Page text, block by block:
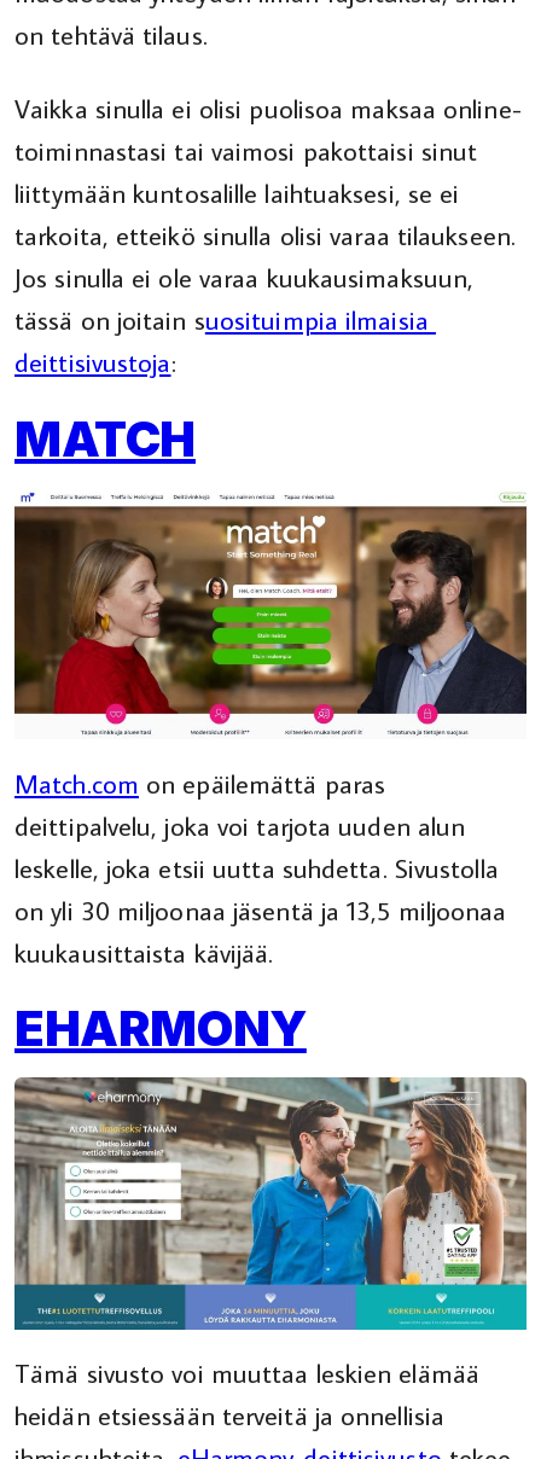
on tehtävä tilaus.
Vaikka sinulla ei olisi puolisoa maksaa online-
toiminnastasi tai vaimosi pakottaisi sinut
liittymään kuntosalille laihtuaksesi, se ei
tarkoita, etteikö sinulla olisi varaa tilaukseen.
Jos sinulla ei ole varaa kuukausimaksuun,
tässä on joitain suosituimpia ilmaisia ​​
deittisivustoja:
MATCH
Match.com on epäilemättä paras
deittipalvelu, joka voi tarjota uuden alun
leskelle, joka etsii uutta suhdetta. Sivustolla
on yli 30 miljoonaa jäsentä ja 13,5 miljoonaa
kuukausittaista kävijää.
EHARMONY
Tämä sivusto voi muuttaa leskien elämää
heidän etsiessään terveitä ja onnellisia